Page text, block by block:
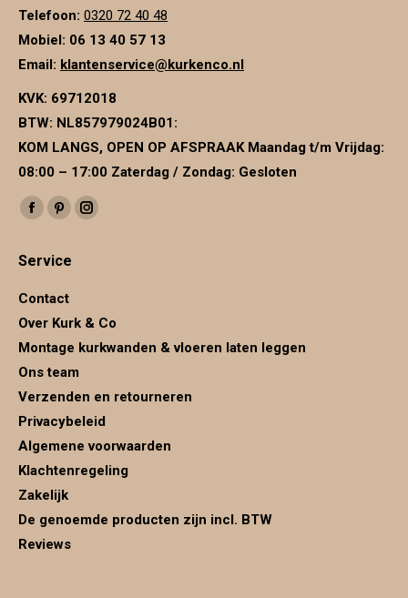
Telefoon: 0320 72 40 48
Mobiel: 06 13 40 57 13
Email: klantenservice@kurkenco.nl
KVK: 69712018
BTW: NL857979024B01 :
KOM LANGS, OPEN OP AFSPRAAK Maandag t/m Vrijdag:
08:00 – 17:00 Zaterdag / Zondag: Gesloten
Vind ons op:
Facebook
opens
Pinterest
opens
Instagram
Service
Contact
Over Kurk & Co
Montage kurkwanden & vloeren laten leggen
Ons team
Verzenden en retourneren
Privacybeleid
Algemene voorwaarden
Klachtenregeling
Zakelijk
De genoemde producten zijn incl. BTW
Reviews